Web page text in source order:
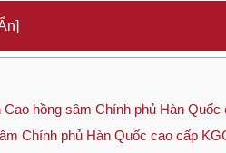
hồng sâm Chính phủ Hàn
Chính phủ Hàn Quốc cao cấp